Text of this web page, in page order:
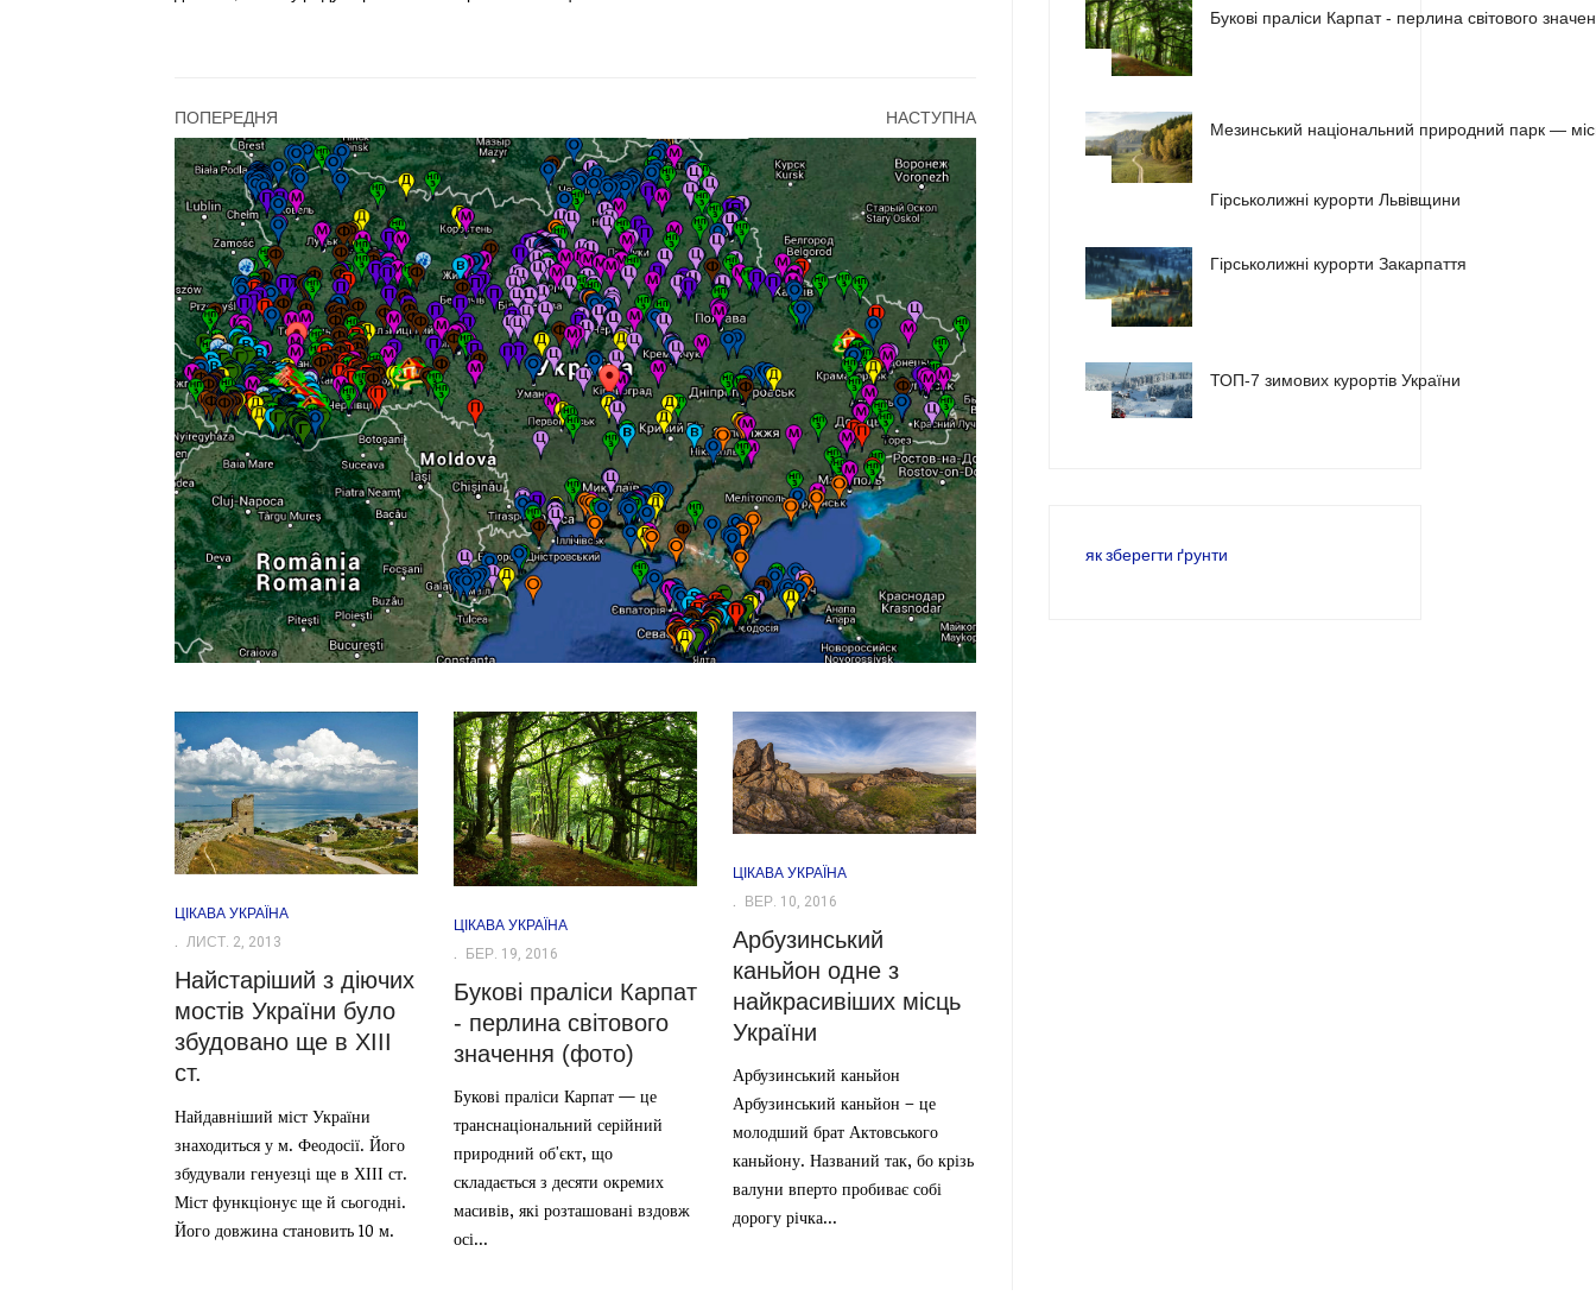
ПОПЕРЕДНЯ НАСТУПНА
ЦІКАВА УКРАЇНА
ЛИСТ. 2, 2013
Найстаріший з діючих
мостів України було
збудовано ще в ХІІІ
ст.
Найдавніший міст України
знаходиться у м. Феодосії. Його
збудували генуезці ще в ХІІІ ст.
Міст функціонує ще й сьогодні.
Його довжина становить 10 м.
ЦІКАВА УКРАЇНА
БЕР. 19, 2016
Букові праліси Карпат
- перлина світового
значення (фото)
Букові праліси Карпат — це
транснаціональний серійний
природний об'єкт, що
складається з десяти окремих
масивів, які розташовані вздовж
осі...
ЦІКАВА УКРАЇНА
ВЕР. 10, 2016
Арбузинський
каньйон одне з
найкрасивіших місць
України
Арбузинський каньйон
Арбузинський каньйон – це
молодший брат Актовського
каньйону. Названий так, бо крізь
валуни вперто пробиває собі
дорогу річка...
Букові праліси Карпат - перлина світового
Мезинський національний природний парк —
Гірськолижні курорти Львівщини
Гірськолижні курорти Закарпаття
ТОП-7 зимових курортів України
як зберегти ґрунти